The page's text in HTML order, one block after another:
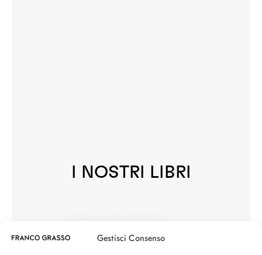
Gestisci Consenso
I NOSTRI LIBRI